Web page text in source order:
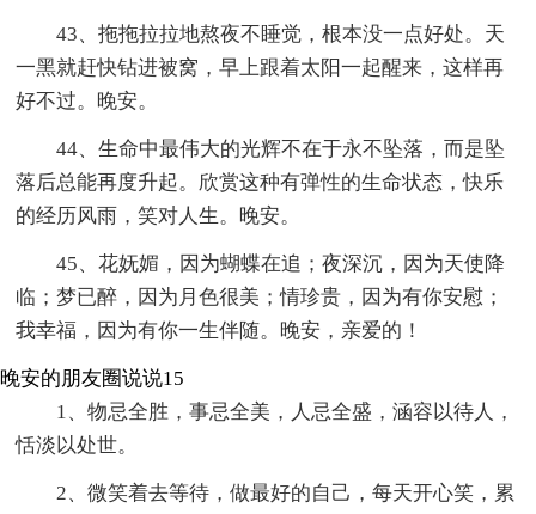
43、拖拖拉拉地熬夜不睡觉，根本没一点好处。天
一黑就赶快钻进被窝，早上跟着太阳一起醒来，这样再
好不过。晚安。
44、生命中最伟大的光辉不在于永不坠落，而是坠
落后总能再度升起。欣赏这种有弹性的生命状态，快乐
的经历风雨，笑对人生。晚安。
45、花妩媚，因为蝴蝶在追；夜深沉，因为天使降
临；梦已醉，因为月色很美；情珍贵，因为有你安慰；
我幸福，因为有你一生伴随。晚安，亲爱的！
晚安的朋友圈说说15
1、物忌全胜，事忌全美，人忌全盛，涵容以待人，
恬淡以处世。
2、微笑着去等待，做最好的自己，每天开心笑，累